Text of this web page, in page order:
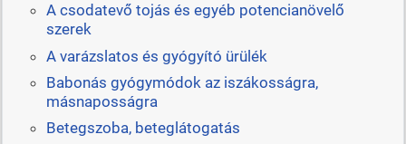
A csodatevő tojás és egyéb potencianövelő
szerek
A varázslatos és gyógyító ürülék
Babonás gyógymódok az iszákosságra,
másnaposságra
Betegszoba, beteglátogatás